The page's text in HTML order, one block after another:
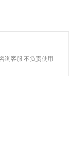
询客服 不负责使用